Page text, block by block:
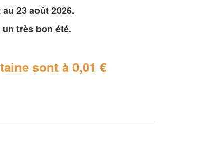
23 août 2026.
très bon été.
sont à 0,01 €